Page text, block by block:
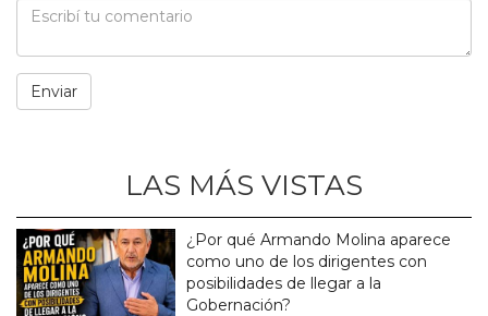
LAS MÁS VISTAS
¿Por qué Armando Molina aparece
como uno de los dirigentes con
posibilidades de llegar a la
Gobernación?